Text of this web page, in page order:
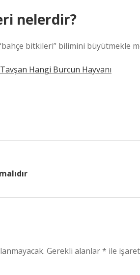
nelerdir?
bitkileri” bilimini büyütmekle
Tavşan Hangi Burcun Hayvanı
Gerekli alanlar* ile